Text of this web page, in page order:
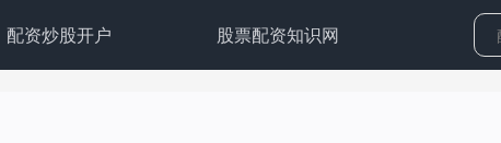
配资炒股开户 股票配资知识网